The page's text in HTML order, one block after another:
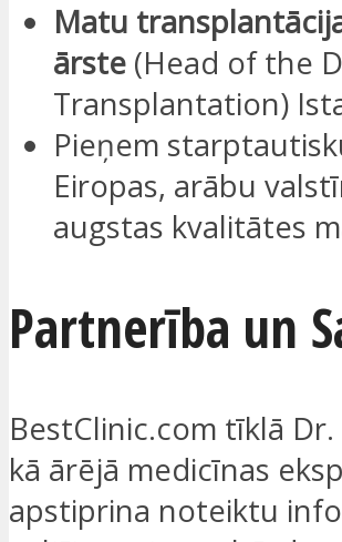
Matu
ārste (Head of the
Transplantation)
Pieņem
Eiropas, arābu
augstas kvalitātes
Partnerība un
BestClinic.com tīklā
kā ārējā medicīnas
apstiprina noteiktu